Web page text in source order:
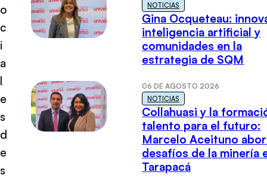
o
c
i
a
l
e
s
d
e
s
NOTICIAS
Gina Ocqueteau:
inteligencia artificial y
comunidades en la
estrategia de SQM
06 DE AGOSTO 2026
NOTICIAS
Collahuasi y la
talento para el futuro:
Marcelo Aceituno
desafíos de la minería
Tarapacá